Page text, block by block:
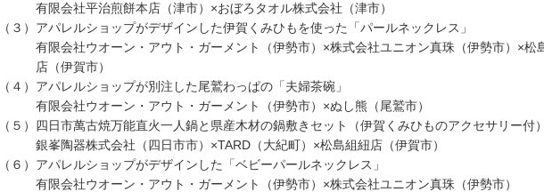
有限会社平治煎餅本店（津市）×おぼろタオル株式会社（津市）
（３）アパレルショップがデザインした伊賀くみひもを使った「パールネックレス」
有限会社ウオーン・アウト・ガーメント（伊勢市）×株式会社ユニオン真珠（伊勢市）×松
店（伊賀市）
（４）アパレルショップが別注した尾鷲わっぱの「夫婦茶碗」
有限会社ウオーン・アウト・ガーメント（伊勢市）×ぬし熊（尾鷲市）
（５）四日市萬古焼万能直火一人鍋と県産木材の鍋敷きセット（伊賀くみひものアクセサリー付）
銀峯陶器株式会社（四日市市）×TARD（大紀町）×松島組紐店（伊賀市）
（６）アパレルショップがデザインした「ベビーパールネックレス」
有限会社ウオーン・アウト・ガーメント（伊勢市）×株式会社ユニオン真珠（伊勢市）